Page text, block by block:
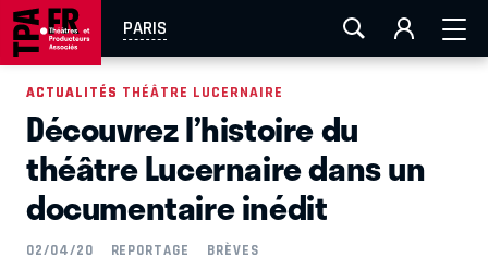
PARIS
AIX-MARSEILLE LA ROCHELLE
EN TOURNÉE
ACTUALITÉS
ACTUALITÉS THÉÂTRE LUCERNAIRE
Découvrez l’histoire du
théâtre Lucernaire dans un
documentaire inédit
02/04/20 REPORTAGE BRÈVES